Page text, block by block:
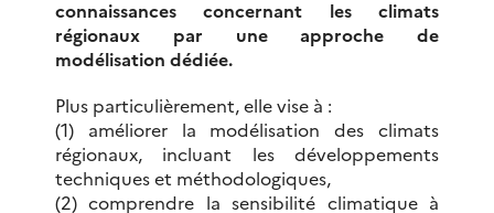
connaissances concernant les climats
régionaux par une approche de
modélisation dédiée.
Plus particulièrement, elle vise à :
(1) améliorer la modélisation des climats
régionaux, incluant les développements
techniques et méthodologiques,
(2) comprendre la sensibilité climatique à